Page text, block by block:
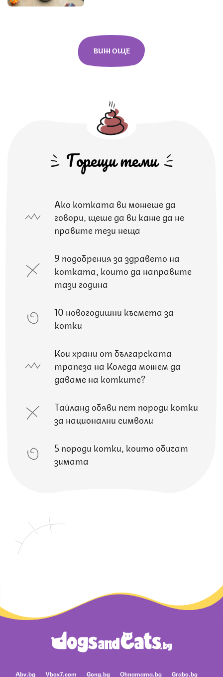
ВИЖ ОЩЕ
Горещи теми
Ако котката ви можеше да
говори, щеше да ви каже да не
правите тези неща
9 подобрения за здравето на
котката, които да направите
тази година
10 новогодишни късмета за
котки
Кои храни от българската
трапеза на Коледа можем да
даваме на котките?
Тайланд обяви пет породи котки
за национални символи
5 породи котки, които обичат
зимата
Abv.bg Vbox7.com Gong.bg Ohnamama.bg Grabo.bg